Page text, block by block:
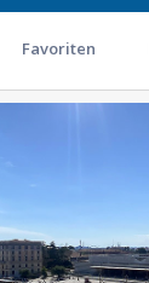
Favoriten